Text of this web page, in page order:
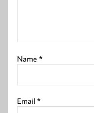
Name*
Email*